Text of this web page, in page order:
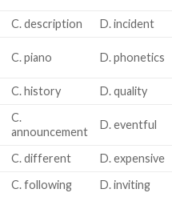
C. description D. incident
C. piano D. phonetics
C. history D. quality
C.
announcement
D. eventful
C. different
D. expensive
C. following
D. inviting